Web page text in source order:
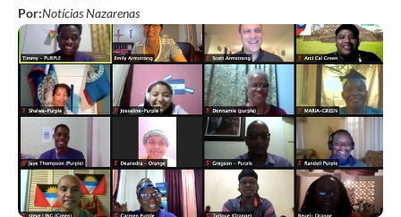
Por:Notícias Nazarenas